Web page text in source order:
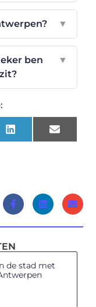
▼
ben
▼
LinkedInEmail
de stad met